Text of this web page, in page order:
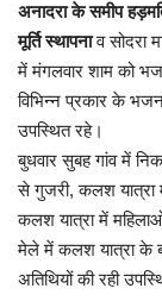
लाईफ & साइंस
जीवन मंत्र
युटीलीटी
शोक समाचार
अनादरा के समीप
मूर्ति स्थापनाव सोदरा
में मंगलवार शाम को
विभिन्न प्रकार के
उपस्थित रहे।
बुधवार सुबह गांव में
से गुजरी, कलश यात्रा
कलश यात्रा में
मेले में कलश यात्रा के
अतिथियों की रही